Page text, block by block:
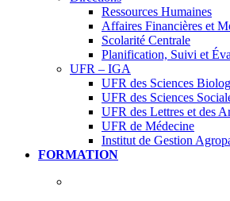
Ressources Humaines
Affaires Financières et
Scolarité Centrale
Planification, Suivi et
UFR – IGA
UFR des Sciences
UFR des Sciences
UFR des Lettres et des
UFR de Médecine
Institut de Gestion
FORMATION